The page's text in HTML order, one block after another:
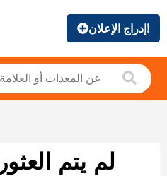
إدراج الإعلان!
لم يتم